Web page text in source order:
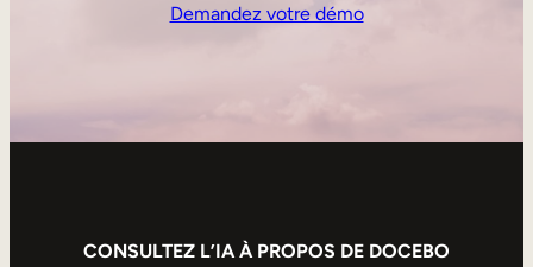
Demandez votre démo
CONSULTEZ L’IA À PROPOS DE DOCEBO